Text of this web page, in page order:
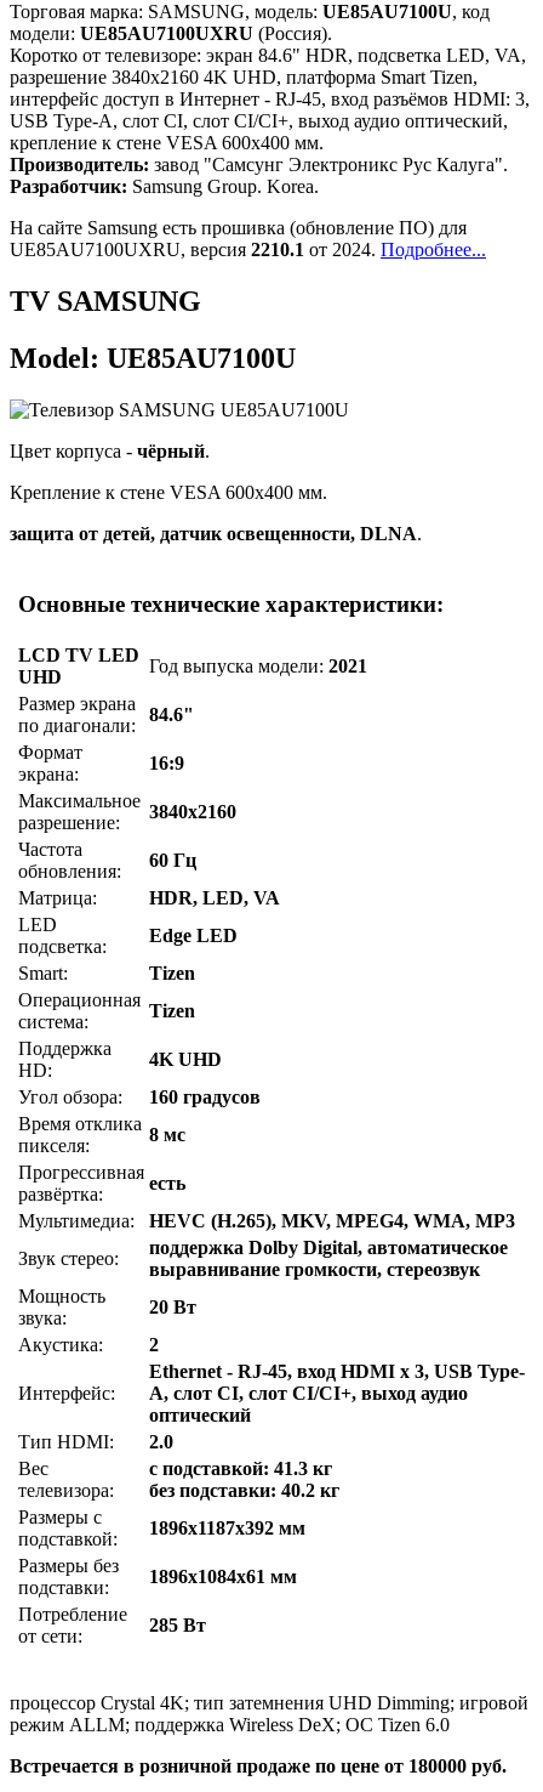
Торговая марка: SAMSUNG, модель: UE85AU7100U, код
модели: UE85AU7100UXRU (Россия).
Коротко от телевизоре: экран 84.6" HDR, подсветка LED, VA,
разрешение 3840x2160 4K UHD, платформа Smart Tizen,
интерфейс доступ в Интернет - RJ-45, вход разъёмов HDMI: 3,
USB Type-A, слот CI, слот CI/CI+, выход аудио оптический,
крепление к стене VESA 600x400 мм.
Производитель: завод "Самсунг Электроникс Рус Калуга".
Разработчик: Samsung Group. Korea.
На сайте Samsung есть прошивка (обновление ПО) для
UE85AU7100UXRU, версия 2210.1 от 2024. Подробнее...
TV SAMSUNG
Model: UE85AU7100U
Цвет корпуса - чёрный.
Крепление к стене VESA 600x400 мм.
защита от детей, датчик освещенности, DLNA.
Основные технические характеристики:
LCD TV LED
UHD
Год выпуска модели:2021
Размер экрана
по диагонали:
84.6"
Формат
экрана:
16:9
Максимальное
разрешение:
3840x2160
Частота
обновления:
60 Гц
Матрица:
HDR, LED, VA
LED
подсветка:
Edge LED
Smart:
Tizen
Операционная
система:
Tizen
Поддержка
HD:
4K UHD
Угол обзора:
160 градусов
Время отклика
пикселя:
8 мс
Прогрессивная
развёртка:
есть
Мультимедиа:
HEVC (H.265), MKV, MPEG4, WMA, MP3
Звук стерео:
поддержка Dolby Digital, автоматическое
выравнивание громкости, стереозвук
Мощность
звука:
20 Вт
Акустика:
2
Интерфейс:
Ethernet - RJ-45, вход HDMI x 3, USB Type-
A, слот CI, слот CI/CI+, выход аудио
оптический
Тип HDMI:
2.0
Вес
телевизора:
с подставкой: 41.3 кг
без подставки: 40.2 кг
Размеры с
подставкой:
1896x1187x392 мм
Размеры без
подставки:
1896x1084x61 мм
Потребление
от сети:
285 Вт
процессор Crystal 4K; тип затемнения UHD Dimming; игровой
режим ALLM; поддержка Wireless DeX; ОС Tizen 6.0
Встречается в розничной продаже по цене от 180000 руб.